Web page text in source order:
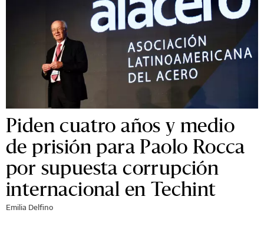
Piden cuatro años y medio
de prisión para Paolo Rocca
por supuesta corrupción
internacional en Techint
Emilia Delfino